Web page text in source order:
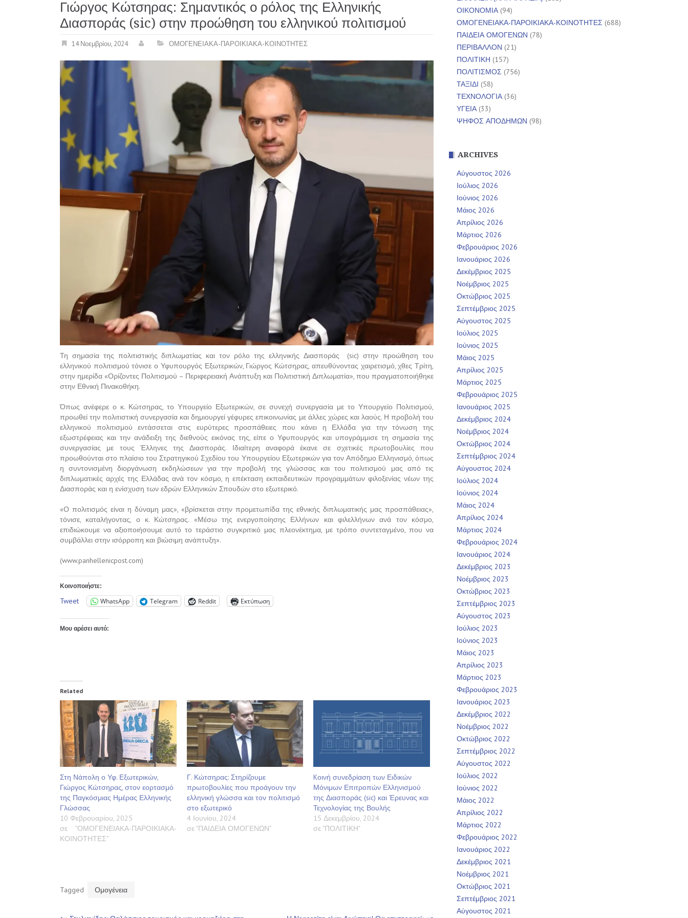
Γιώργος Κώτσηρας: Σημαντικός ο ρόλος της Ελληνικής
Διασποράς (sic) στην προώθηση του ελληνικού πολιτισμού
14 Νοεμβρίου, 2024 ΟΜΟΓΕΝΕΙΑΚΑ-ΠΑΡΟΙΚΙΑΚΑ-ΚΟΙΝΟΤΗΤΕΣ
Τη σημασία της πολιτιστικής διπλωματίας και τον ρόλο της ελληνικής Διασποράς (sic) στην προώθηση του
ελληνικού πολιτισμού τόνισε ο Υφυπουργός Εξωτερικών, Γιώργος Κώτσηρας, απευθύνοντας χαιρετισμό, χθες Τρίτη,
στην ημερίδα «Ορίζοντες Πολιτισμού – Περιφερειακή Ανάπτυξη και Πολιτιστική Διπλωματία», που πραγματοποιήθηκε
στην Εθνική Πινακοθήκη.
Όπως ανέφερε ο κ. Κώτσηρας, το Υπουργείο Εξωτερικών, σε συνεχή συνεργασία με το Υπουργείο Πολιτισμού,
προωθεί την πολιτιστική συνεργασία και δημιουργεί γέφυρες επικοινωνίας με άλλες χώρες και λαούς. Η προβολή του
ελληνικού πολιτισμού εντάσσεται στις ευρύτερες προσπάθειες που κάνει η Ελλάδα για την τόνωση της
εξωστρέφειας και την ανάδειξη της διεθνούς εικόνας της, είπε ο Υφυπουργός και υπογράμμισε τη σημασία της
συνεργασίας με τους Έλληνες της Διασποράς. Ιδιαίτερη αναφορά έκανε σε σχετικές πρωτοβουλίες που
προωθούνται στο πλαίσιο του Στρατηγικού Σχεδίου του Υπουργείου Εξωτερικών για τον Απόδημο Ελληνισμό, όπως
η συντονισμένη διοργάνωση εκδηλώσεων για την προβολή της γλώσσας και του πολιτισμού μας από τις
διπλωματικές αρχές της Ελλάδας ανά τον κόσμο, η επέκταση εκπαιδευτικών προγραμμάτων φιλοξενίας νέων της
Διασποράς και η ενίσχυση των εδρών Ελληνικών Σπουδών στο εξωτερικό.
«Ο πολιτισμός είναι η δύναμη μας», «βρίσκεται στην προμετωπίδα της εθνικής διπλωματικής μας προσπάθειας»,
τόνισε, καταλήγοντας, ο κ. Κώτσηρας. «Μέσω της ενεργοποίησης Ελλήνων και φιλελλήνων ανά τον κόσμο,
επιδιώκουμε να αξιοποιήσουμε αυτό το τεράστιο συγκριτικό μας πλεονέκτημα, με τρόπο συντεταγμένο, που να
συμβάλλει στην ισόρροπη και βιώσιμη ανάπτυξη».
(www.panhellenicpost.com)
Κοινοποιήστε:
Tweet WhatsApp Telegram Reddit Εκτύπωση
Μου αρέσει αυτό:
Related
Στη Νάπολη ο Υφ. Εξωτερικών,
Γιώργος Κώτσηρας, στον εορτασμό
της Παγκόσμιας Ημέρας Ελληνικής
Γλώσσας
10 Φεβρουαρίου, 2025
σε "ΟΜΟΓΕΝΕΙΑΚΑ-ΠΑΡΟΙΚΙΑΚΑ-
ΚΟΙΝΟΤΗΤΕΣ"
Γ. Κώτσηρας: Στηρίζουμε
πρωτοβουλίες που προάγουν την
ελληνική γλώσσα και τον πολιτισμό
στο εξωτερικό
4 Ιουνίου, 2024
σε "ΠΑΙΔΕΙΑ ΟΜΟΓΕΝΩΝ"
Kοινή συνεδρίαση των Ειδικών
Μόνιμων Επιτροπών Ελληνισμού
της Διασποράς (sic) και Έρευνας και
Τεχνολογίας της Βουλής
15 Δεκεμβρίου, 2024
σε "ΠΟΛΙΤΙΚΗ"
Tagged Ομογένεια
ΟΙΚΟΝΟΜΙΑ(94)
ΟΜΟΓΕΝΕΙΑΚΑ-ΠΑΡΟΙΚΙΑΚΑ-ΚΟΙΝΟΤΗΤΕΣ (688)
ΠΑΙΔΕΙΑ ΟΜΟΓΕΝΩΝ (78)
ΠΕΡΙΒΑΛΛΟΝ (21)
ΠΟΛΙΤΙΚΗ (157)
ΠΟΛΙΤΙΣΜΟΣ (756)
ΤΑΞΙΔΙ (58)
ΤΕΧΝΟΛΟΓΙΑ(36)
ΥΓΕΙΑ(33)
ΨΗΦΟΣ ΑΠΟΔΗΜΩΝ (98)
ARCHIVES
Αύγουστος 2026
Ιούλιος 2026
Ιούνιος 2026
Μάιος 2026
Απρίλιος 2026
Μάρτιος 2026
Φεβρουάριος 2026
Ιανουάριος 2026
Δεκέμβριος 2025
Νοέμβριος 2025
Οκτώβριος 2025
Σεπτέμβριος 2025
Αύγουστος 2025
Ιούλιος 2025
Ιούνιος 2025
Μάιος 2025
Απρίλιος 2025
Μάρτιος 2025
Φεβρουάριος 2025
Ιανουάριος 2025
Δεκέμβριος 2024
Νοέμβριος 2024
Οκτώβριος 2024
Σεπτέμβριος 2024
Αύγουστος 2024
Ιούλιος 2024
Ιούνιος 2024
Μάιος 2024
Απρίλιος 2024
Μάρτιος 2024
Φεβρουάριος 2024
Ιανουάριος 2024
Δεκέμβριος 2023
Νοέμβριος 2023
Οκτώβριος 2023
Σεπτέμβριος 2023
Αύγουστος 2023
Ιούλιος 2023
Ιούνιος 2023
Μάιος 2023
Απρίλιος 2023
Μάρτιος 2023
Φεβρουάριος 2023
Ιανουάριος 2023
Δεκέμβριος 2022
Νοέμβριος 2022
Οκτώβριος 2022
Σεπτέμβριος 2022
Αύγουστος 2022
Ιούλιος 2022
Ιούνιος 2022
Μάιος 2022
Απρίλιος 2022
Μάρτιος 2022
Φεβρουάριος 2022
Ιανουάριος 2022
Δεκέμβριος 2021
Νοέμβριος 2021
Οκτώβριος 2021
Σεπτέμβριος 2021
Αύγουστος 2021